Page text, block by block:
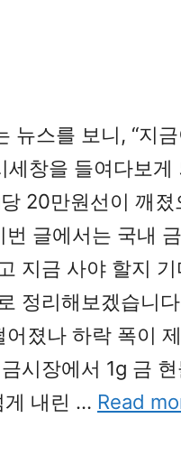
뉴스를 보니, “지
세창을 들여다보게
20만원선이 깨졌
글에서는 국내
지금 사야 할지
정리해보겠습니
졌나 하락 폭이
시장에서 1g 금
게 내린 … Read